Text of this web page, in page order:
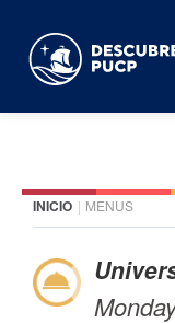
Places
Featured events
Menu Programming
INICIO | MENUS